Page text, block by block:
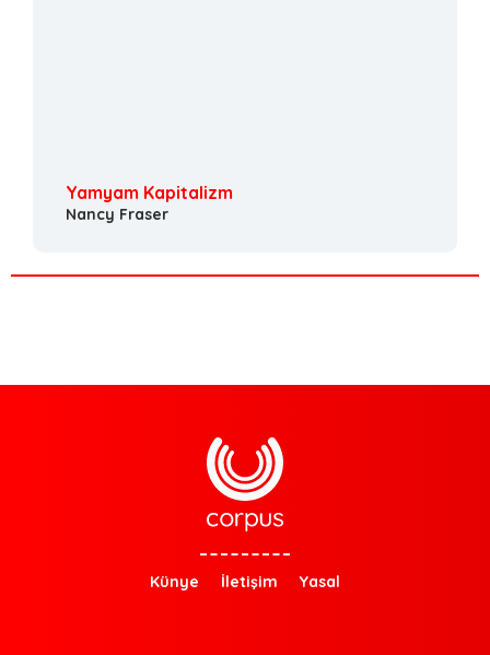
Yamyam Kapitalizm
Nancy Fraser
Künye İletişim Yasal